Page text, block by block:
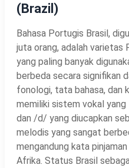
(Brazil)
Bahasa Portugis Brasil,
juta orang, adalah varietas
yang paling banyak
berbeda secara signifikan
fonologi, tata bahasa, dan
memiliki sistem vokal
dan /d/ yang diucapkan
melodis yang sangat
mengandung kata
Afrika. Status Brasil